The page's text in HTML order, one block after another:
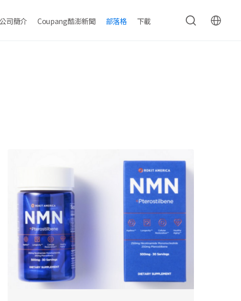
公司簡介 Coupang酷澎新聞 部落格 下載 검색 글로벌